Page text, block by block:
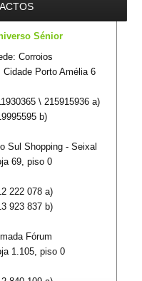
Sénior
Corroios
Cidade Porto Amélia 6
\ 215915936 a)
b)
Sul Shopping - Seixal
69, piso 0
222 078 a)
923 837 b)
Fórum
1.105, piso 0